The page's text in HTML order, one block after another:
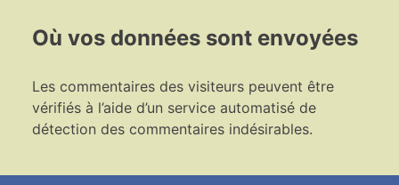
Où vos données sont envoyées
Les commentaires des visiteurs peuvent être
vérifiés à l’aide d’un service automatisé de
détection des commentaires indésirables.